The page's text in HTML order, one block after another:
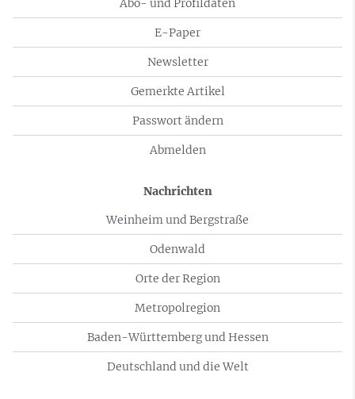
E-Paper
Newsletter
Gemerkte Artikel
Passwort ändern
Abmelden
Nachrichten
Weinheim und Bergstraße
Odenwald
Orte der Region
Metropolregion
Baden-Württemberg und Hessen
Deutschland und die Welt